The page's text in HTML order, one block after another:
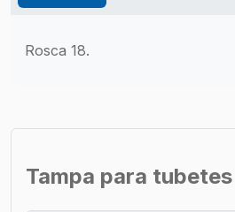
Rosca 18.
Tampa para tubetes